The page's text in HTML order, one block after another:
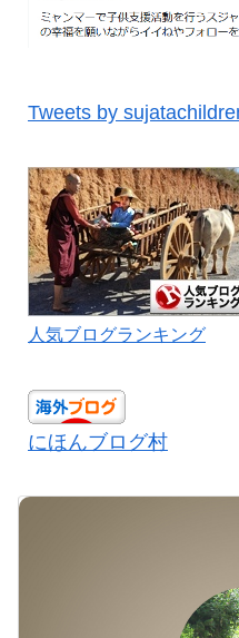
Tweets by
人気ブログランキング
にほんブログ村